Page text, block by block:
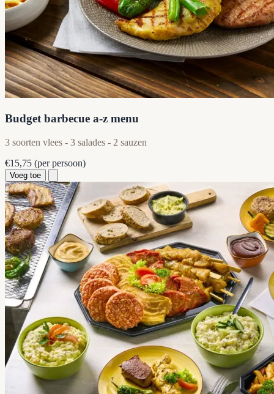
Budget barbecue a-z menu
3 soorten vlees - 3 salades - 2 sauzen
€15,75 (per persoon)
Voeg toe